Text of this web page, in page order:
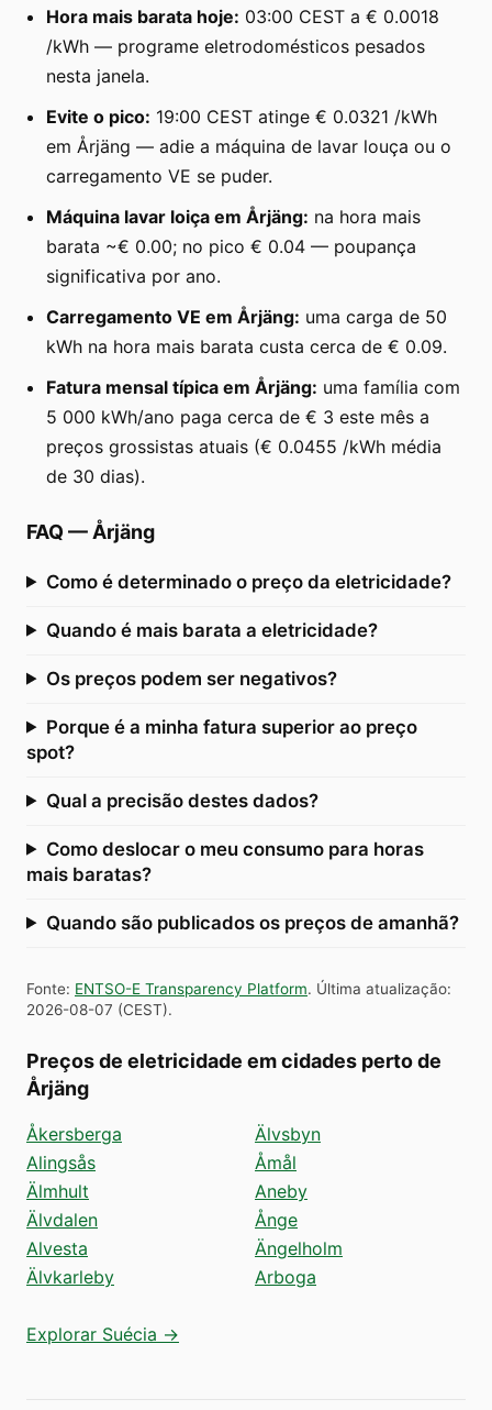
Hora mais barata hoje: 03:00 CEST a € 0.0018
/kWh — programe eletrodomésticos pesados
nesta janela.
Evite o pico: 19:00 CEST atinge € 0.0321 /kWh
em Årjäng — adie a máquina de lavar louça ou o
carregamento VE se puder.
Máquina lavar loiça em Årjäng: na hora mais
barata ~€ 0.00; no pico € 0.04 — poupança
significativa por ano.
Carregamento VE em Årjäng: uma carga de 50
kWh na hora mais barata custa cerca de € 0.09.
Fatura mensal típica em Årjäng: uma família com
5 000 kWh/ano paga cerca de € 3 este mês a
preços grossistas atuais (€ 0.0455 /kWh média
de 30 dias).
FAQ — Årjäng
Como é determinado o preço da eletricidade?
Quando é mais barata a eletricidade?
Os preços podem ser negativos?
Porque é a minha fatura superior ao preço
spot?
Qual a precisão destes dados?
Como deslocar o meu consumo para horas
mais baratas?
Quando são publicados os preços de amanhã?
Fonte: ENTSO-E Transparency Platform. Última atualização:
2026-08-07 (CEST).
Preços de eletricidade em cidades perto de
Årjäng
Åkersberga
Alingsås
Älmhult
Älvdalen
Alvesta
Älvkarleby
Älvsbyn
Åmål
Aneby
Ånge
Ängelholm
Arboga
Explorar Suécia →